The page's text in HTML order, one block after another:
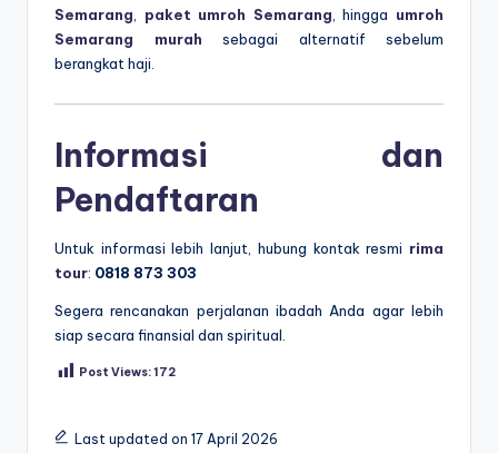
Semarang
paket umroh Semarang , hingga umroh
Semarang murah sebagai alternatif sebelum
berangkat haji.
Informasi dan
Pendaftaran
Untuk informasi lebih lanjut, hubung kontak resmi rima
tour: 0818 873 303
Segera rencanakan perjalanan ibadah Anda agar lebih
siap secara finansial dan spiritual.
Post Views:172
Tags:Last updated on 17 April 2026